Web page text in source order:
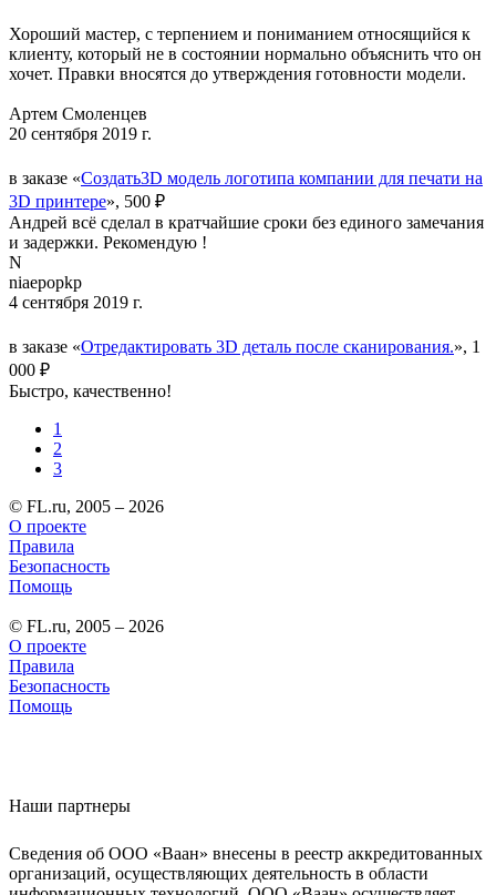
Хороший мастер, с терпением и пониманием относящийся к
клиенту, который не в состоянии нормально объяснить что он
хочет. Правки вносятся до утверждения готовности модели.
Артем Смоленцев
20 сентября 2019 г.
в заказе «Создать3D модель логотипа компании для печати на
3D принтере», 500 ₽
Андрей всё сделал в кратчайшие сроки без единого замечания
и задержки. Рекомендую !
N
niaepopkp
4 сентября 2019 г.
в заказе «Отредактировать 3D деталь после сканирования.», 1
000 ₽
Быстро, качественно!
1
2
3
© FL.ru, 2005 – 2026
О проекте
Правила
Безопасность
Помощь
© FL.ru, 2005 – 2026
О проекте
Правила
Безопасность
Помощь
Наши партнеры
Сведения об ООО «Ваан» внесены в реестр аккредитованных
организаций, осуществляющих деятельность в области